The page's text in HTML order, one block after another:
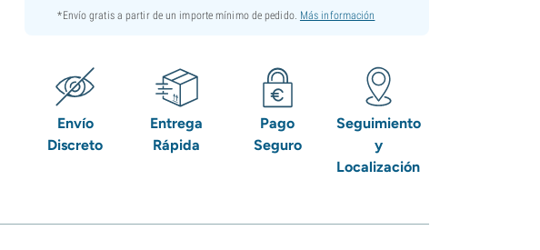
*Envío gratis a partir de un importe mínimo de pedido. Más información
Envío
Discreto
Entrega
Rápida
Pago
Seguro
Seguimiento
y
Localización